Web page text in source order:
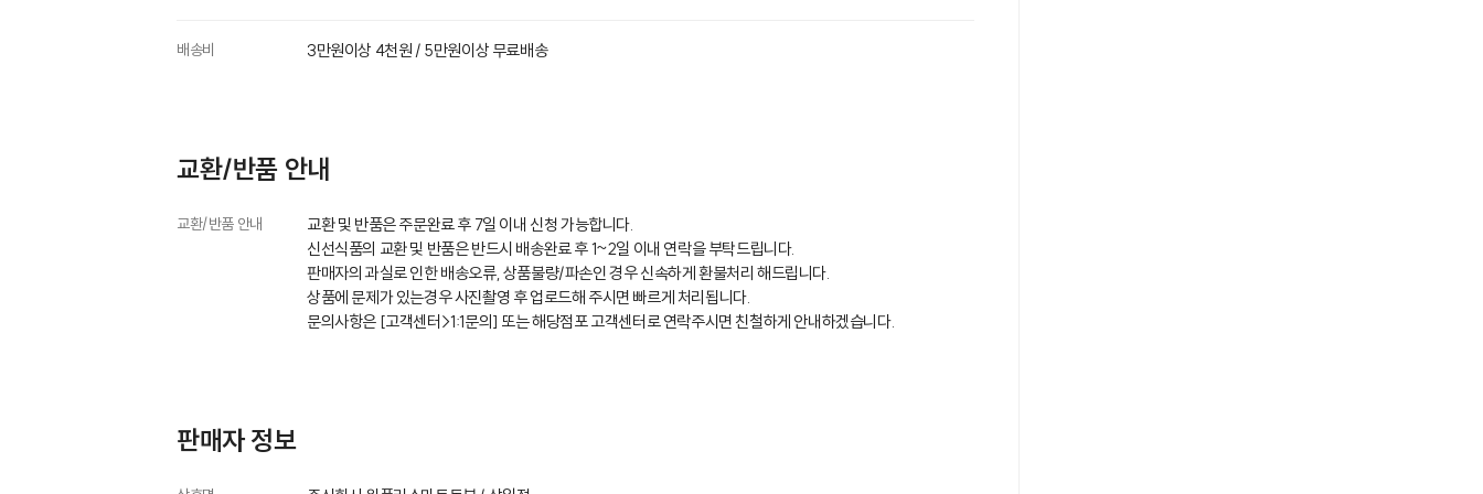
배송비 3만원이상 4천원 / 5만원이상 무료배송
교환/반품 안내
교환/반품 안내
교환 및 반품은 주문완료 후 7일 이내 신청 가능합니다.
신선식품의 교환 및 반품은 반드시 배송완료 후 1~2일 이내 연락을 부탁드립니다.
판매자의 과실로 인한 배송오류, 상품불량/파손인 경우 신속하게 환불처리 해드립니다.
상품에 문제가 있는경우 사진촬영 후 업로드해 주시면 빠르게 처리됩니다.
문의사항은 [고객센터>1:1문의] 또는 해당점포 고객센터로 연락주시면 친철하게 안내하겠습니다.
판매자 정보